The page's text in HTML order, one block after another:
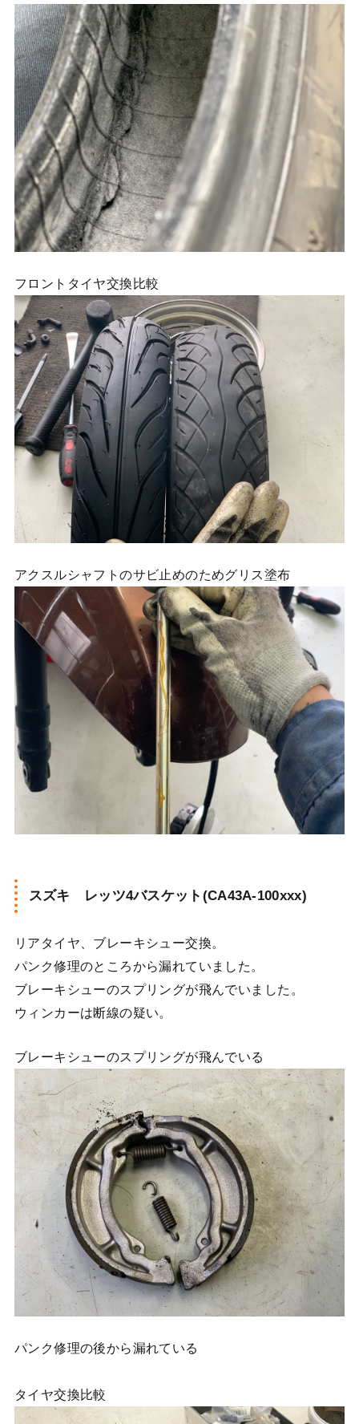
フロントタイヤ交換比較
アクスルシャフトのサビ止めのためグリス塗布
スズキ レッツ4バスケット(CA43A-100xxx)
リアタイヤ、ブレーキシュー交換。
パンク修理のところから漏れていました。
ブレーキシューのスプリングが飛んでいました。
ウィンカーは断線の疑い。
ブレーキシューのスプリングが飛んでいる
パンク修理の後から漏れている
タイヤ交換比較